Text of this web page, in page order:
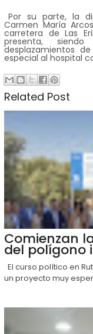
Por su parte, la
Carmen María
carretera de Las
presenta,
desplazamientos
especial al hospital
Related Post
Comienzan
del polígono
El curso político en
un proyecto muy